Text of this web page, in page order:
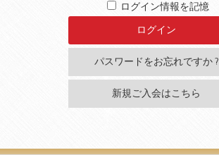
ログイン情報を記憶
パスワードをお忘れですか ?
新規ご入会はこちら